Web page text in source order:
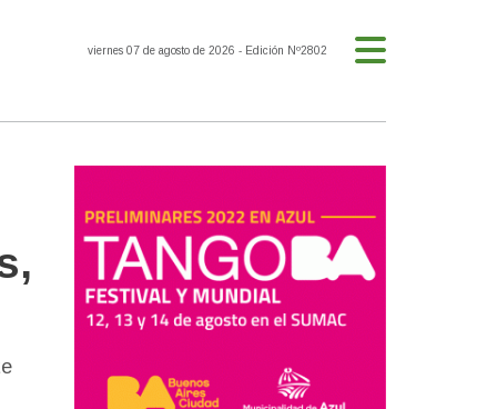
viernes 07 de agosto de 2026 - Edición Nº2802